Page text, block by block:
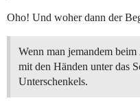
Oho! Und woher dann der
Wenn man jemandem beim
mit den Händen unter das
Unterschenkels.